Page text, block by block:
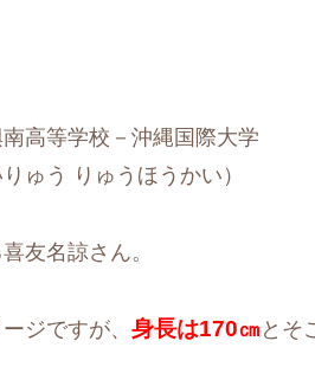
高等学校－沖縄国際大学
ゅう りゅうほうかい）
友名諒さん。
ジですが、 身長は170㎝ とそ